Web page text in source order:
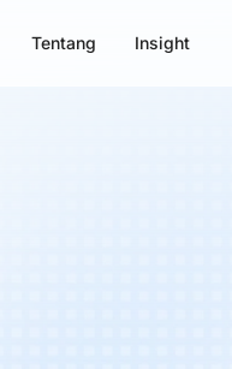
Tentang Insight